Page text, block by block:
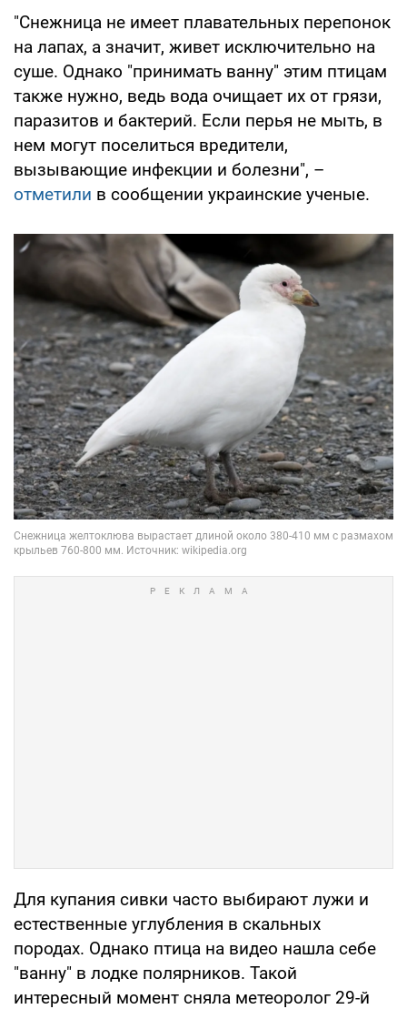
"Снежница не имеет плавательных перепонок
на лапах, а значит, живет исключительно на
суше. Однако "принимать ванну" этим птицам
также нужно, ведь вода очищает их от грязи,
паразитов и бактерий. Если перья не мыть, в
нем могут поселиться вредители,
вызывающие инфекции и болезни", –
отметили в сообщении украинские ученые.
Для купания сивки часто выбирают лужи и
естественные углубления в скальных
породах. Однако птица на видео нашла себе
"ванну" в лодке полярников. Такой
интересный момент сняла метеоролог 29-й